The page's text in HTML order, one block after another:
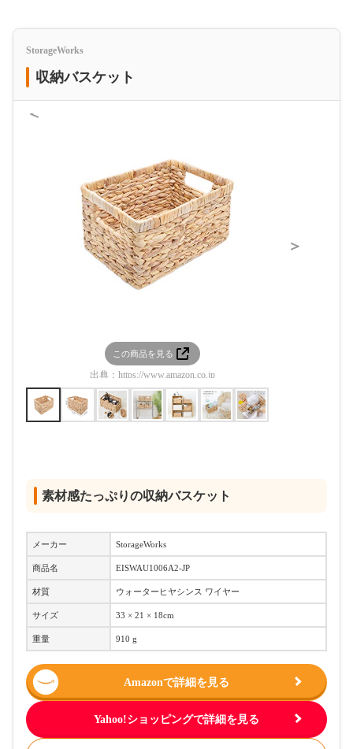
StorageWorks
収納バスケット
＜
この商品を見る
出典： https://www.amazon.co.jp
＞
素材感たっぷりの収納バスケット
メーカー StorageWorks
商品名 EISWAU1006A2-JP
材質 ウォーターヒヤシンス ワイヤー
サイズ 33 × 21 × 18cm
重量 910 g
Amazonで詳細を見る
Yahoo!ショッピングで詳細を見る